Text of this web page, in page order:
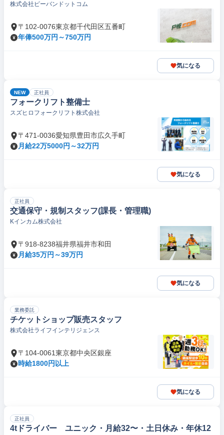
株式会社ピーバンドットコム
〒102-0076東京都千代田区五番町
年俸500万円～750万円
気になる
NEW 正社員
フォークリフト整備士
スズヒロフォークリフト株式会社
〒471-0036愛知県豊田市広久手町
月給22万5000円～32万円
気になる
正社員
交通保守・規制スタッフ(課長・管理職)
Kインカム株式会社
〒918-8238福井県福井市和田
月給35万円～39万円
気になる
業務委託
チケットショップ販売スタッフ
株式会社ライフインテリジェンス
〒104-0061東京都中央区銀座
時給1800円以上
気になる
正社員
4tドライバー ユニック・月給32〜・土日休み・年休12